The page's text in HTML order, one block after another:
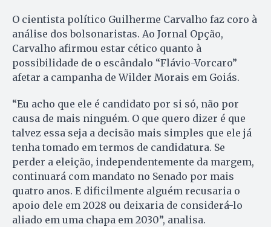
O cientista político Guilherme Carvalho faz coro à
análise dos bolsonaristas. Ao Jornal Opção,
Carvalho afirmou estar cético quanto à
possibilidade de o escândalo “Flávio-Vorcaro”
afetar a campanha de Wilder Morais em Goiás.
“Eu acho que ele é candidato por si só, não por
causa de mais ninguém. O que quero dizer é que
talvez essa seja a decisão mais simples que ele já
tenha tomado em termos de candidatura. Se
perder a eleição, independentemente da margem,
continuará com mandato no Senado por mais
quatro anos. E dificilmente alguém recusaria o
apoio dele em 2028 ou deixaria de considerá-lo
aliado em uma chapa em 2030”, analisa.